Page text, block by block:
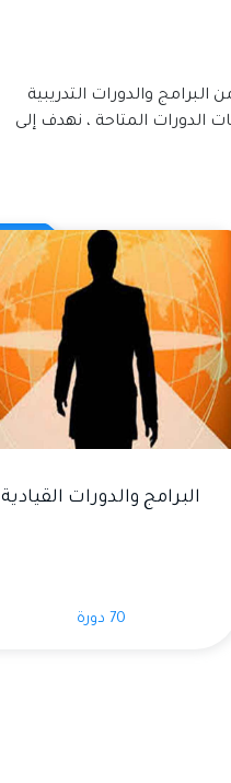
والدورات التدريبية
الدورات المتاحة ، نهدف إلى
البرامج والدورات القيادية
70 دورة